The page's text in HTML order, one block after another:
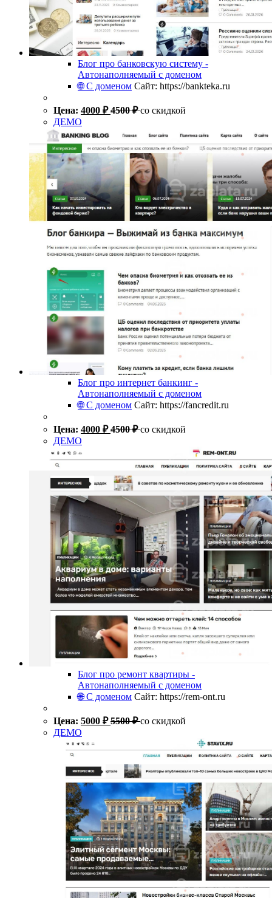
Блог про банковскую систему -
Автонаполняемый с доменом
🌐 С доменом Сайт: https://bankteka.ru
Цена: 4000 ₽ 4500₽ со скидкой
ДЕМО
Блог про интернет банкинг -
Автонаполняемый с доменом
🌐 С доменом Сайт: https://fancredit.ru
Цена: 4000 ₽ 4500₽ со скидкой
ДЕМО
Блог про ремонт квартиры -
Автонаполняемый с доменом
🌐 С доменом Сайт: https://rem-ont.ru
Цена: 5000 ₽ 5500₽ со скидкой
ДЕМО